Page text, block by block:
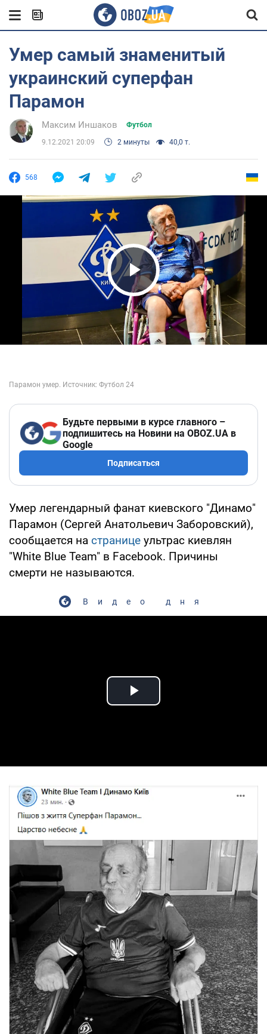
Умер самый знаменитый
украинский суперфан
Парамон
Максим Иншаков Футбол
9.12.2021 20:09 2 минуты 40,0 т.
568
Play Video
Будьте первыми в курсе главного –
подпишитесь на Новини на OBOZ.UA в
Google
Подписаться
Умер легендарный фанат киевского "Динамо"
Парамон (Сергей Анатольевич Заборовский),
сообщается на странице ультрас киевлян
"White Blue Team" в Facebook. Причины
смерти не называются.
Видео дня
Play Video